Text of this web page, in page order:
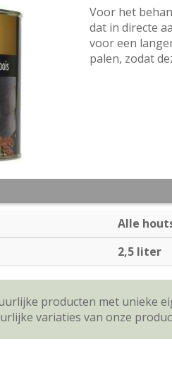
Voor het
dat in directe
voor een
palen, zodat
Alle
2,5 liter
producten met unieke
variaties van onze